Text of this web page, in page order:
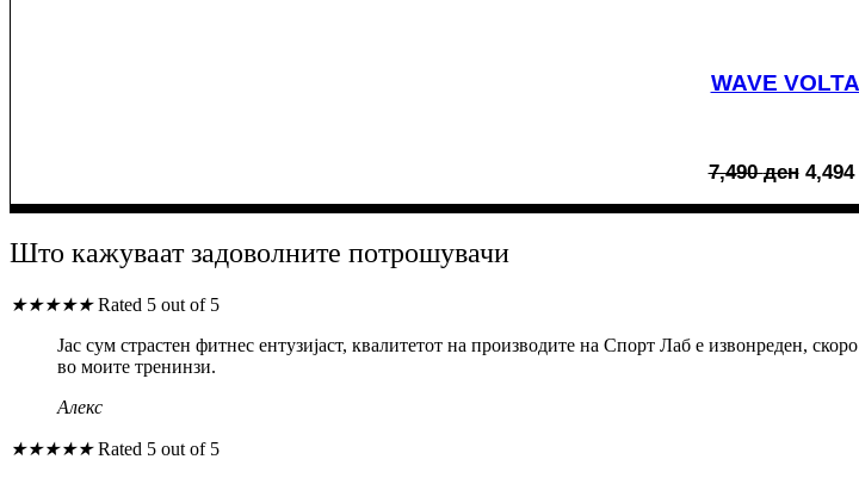
WAVE
7,490ден
price
was:
4,494
Што кажуваат задоволните потрошувачи
★★★★★ Rated 5 out of 5
Јас сум страстен фитнес ентузијаст, квалитетот на производите на Спорт Лаб е извонреден,
во моите тренинзи.
Алекс
★★★★★ Rated 5 out of 5